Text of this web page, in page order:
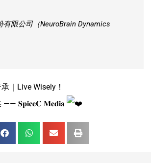
有限公司（NeuroBrain Dynamics
｜Live Wisely！
—— 𝐒𝐩𝐢𝐜𝐞𝐂 𝐌𝐞𝐝𝐢𝐚